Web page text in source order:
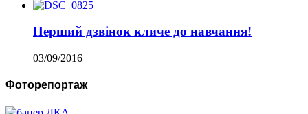
Перший дзвінок кличе до навчання!
03/09/2016
Фоторепортаж